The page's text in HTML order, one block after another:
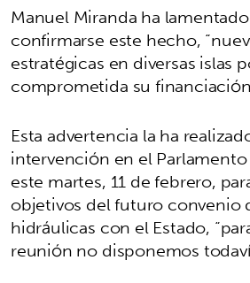
Manuel Miranda ha
confirmarse este hecho,
estratégicas en diversas islas
comprometida su
Esta advertencia la ha
intervención en el
este martes, 11 de febrero,
objetivos del futuro convenio
hidráulicas con el Estado,
reunión no disponemos